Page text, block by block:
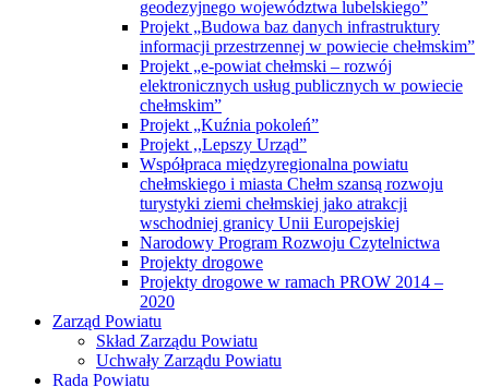
geodezyjnego województwa lubelskiego”
Projekt „Budowa baz danych infrastruktury
informacji przestrzennej w powiecie chełmskim”
Projekt „e-powiat chełmski – rozwój
elektronicznych usług publicznych w powiecie
chełmskim”
Projekt „Kuźnia pokoleń”
Projekt ,,Lepszy Urząd”
Współpraca międzyregionalna powiatu
chełmskiego i miasta Chełm szansą rozwoju
turystyki ziemi chełmskiej jako atrakcji
wschodniej granicy Unii Europejskiej
Narodowy Program Rozwoju Czytelnictwa
Projekty drogowe
Projekty drogowe w ramach PROW 2014 –
2020
Zarząd Powiatu
Skład Zarządu Powiatu
Uchwały Zarządu Powiatu
Rada Powiatu